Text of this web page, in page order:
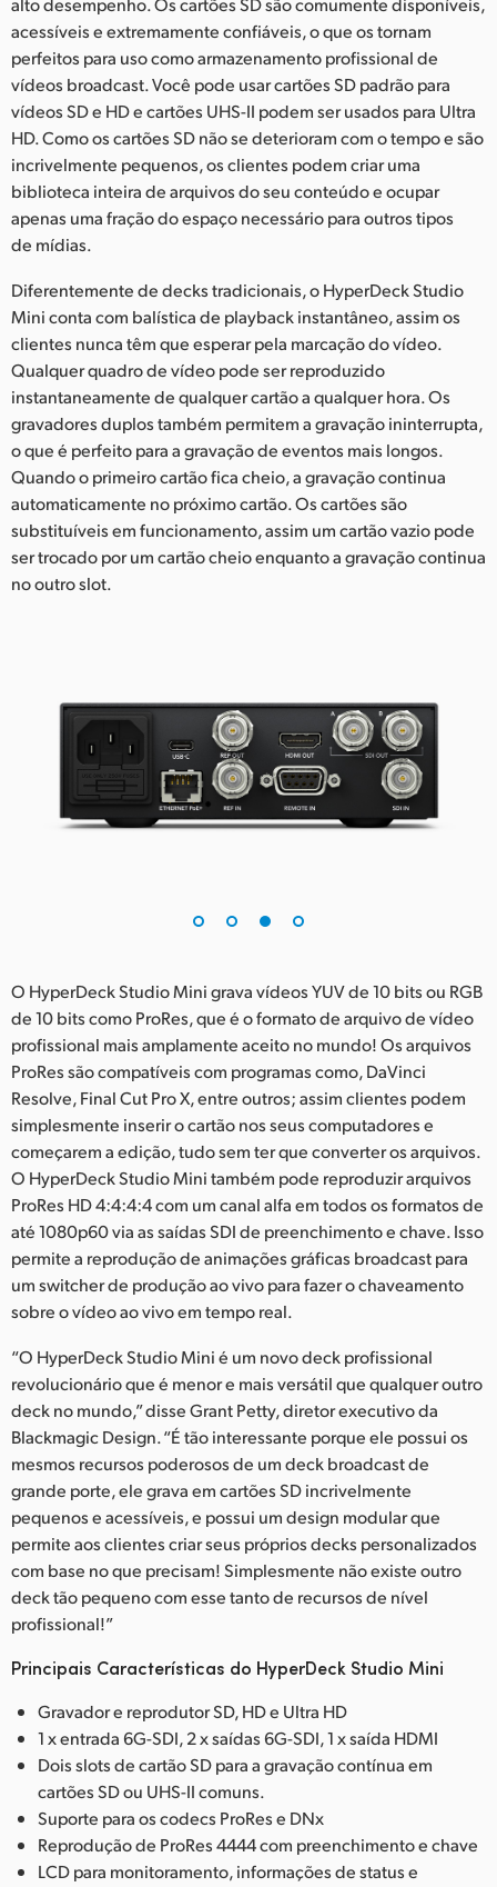
acessíveis e extremamente confiáveis, o que os tornam
perfeitos para uso como armazenamento profissional de
vídeos broadcast. Você pode usar cartões SD padrão para
vídeos SD e HD e cartões UHS-II podem ser usados para Ultra
HD. Como os cartões SD não se deterioram com o tempo e são
incrivelmente pequenos, os clientes podem criar uma
biblioteca inteira de arquivos do seu conteúdo e ocupar
apenas uma fração do espaço necessário para outros tipos
de mídias.
Diferentemente de decks tradicionais, o HyperDeck Studio
Mini conta com balística de playback instantâneo, assim os
clientes nunca têm que esperar pela marcação do vídeo.
Qualquer quadro de vídeo pode ser reproduzido
instantaneamente de qualquer cartão a qualquer hora. Os
gravadores duplos também permitem a gravação ininterrupta,
o que é perfeito para a gravação de eventos mais longos.
Quando o primeiro cartão fica cheio, a gravação continua
automaticamente no próximo cartão. Os cartões são
substituíveis em funcionamento, assim um cartão vazio pode
ser trocado por um cartão cheio enquanto a gravação continua
no outro slot.
O HyperDeck Studio Mini grava vídeos YUV de 10 bits ou RGB
de 10 bits como ProRes, que é o formato de arquivo de vídeo
profissional mais amplamente aceito no mundo! Os arquivos
ProRes são compatíveis com programas como, DaVinci
Resolve, Final Cut Pro X, entre outros; assim clientes podem
simplesmente inserir o cartão nos seus computadores e
começarem a edição, tudo sem ter que converter os arquivos.
O HyperDeck Studio Mini também pode reproduzir arquivos
ProRes HD 4:4:4:4 com um canal alfa em todos os formatos de
até 1080p60 via as saídas SDI de preenchimento e chave. Isso
permite a reprodução de animações gráficas broadcast para
um switcher de produção ao vivo para fazer o chaveamento
sobre o vídeo ao vivo em tempo real.
“O HyperDeck Studio Mini é um novo deck profissional
revolucionário que é menor e mais versátil que qualquer outro
deck no mundo,” disse Grant Petty, diretor executivo da
Blackmagic Design. “É tão interessante porque ele possui os
mesmos recursos poderosos de um deck broadcast de
grande porte, ele grava em cartões SD incrivelmente
pequenos e acessíveis, e possui um design modular que
permite aos clientes criar seus próprios decks personalizados
com base no que precisam! Simplesmente não existe outro
deck tão pequeno com esse tanto de recursos de nível
profissional!”
Principais Características do HyperDeck Studio Mini
Gravador e reprodutor SD, HD e Ultra HD
1 x entrada 6G-SDI, 2 x saídas 6G-SDI, 1 x saída HDMI
Dois slots de cartão SD para a gravação contínua em
cartões SD ou UHS-II comuns.
Suporte para os codecs ProRes e DNx
Reprodução de ProRes 4444 com preenchimento e chave
LCD para monitoramento, informações de status e